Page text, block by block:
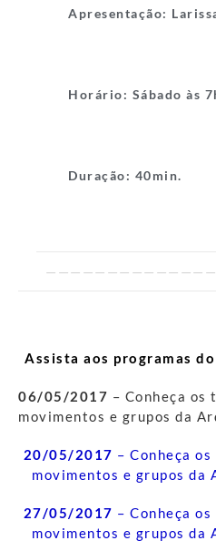
Apresentação:
Horário: Sábado às
Duração: 40min.
Assista aos programas
06/05/2017 – Conheça
movimentos e grupos da
20/05/2017 – Conheça
movimentos e grupos da
27/05/2017 – Conheça
movimentos e grupos da